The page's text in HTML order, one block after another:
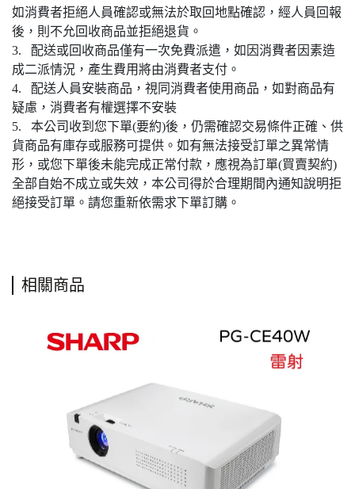
如消費者拒絕人員確認或無法於取回地點確認，經人員回報
後，則不允回收商品並拒絕退貨。
3. 配送或回收商品僅有一次免費派遣，如因消費者因素造
成二派情況，產生費用將由消費者支付。
4. 配送人員安裝商品，視同消費者使用商品，如對商品有
疑慮，消費者有權選擇不安裝
5. 本公司收到您下單(要約)後，仍需確認交易條件正確、供
貨商品有庫存或服務可提供。如有無法接受訂單之異常情
形，或您下單後未能完成正常付款，應視為訂單(買賣契約)
全部自始不成立或失效，本公司得於合理期間內通知說明拒
絕接受訂單。請您重新依需求下單訂購。
相關商品